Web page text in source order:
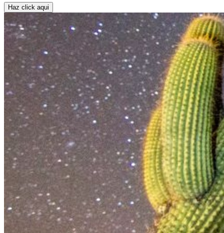
Haz click aqui